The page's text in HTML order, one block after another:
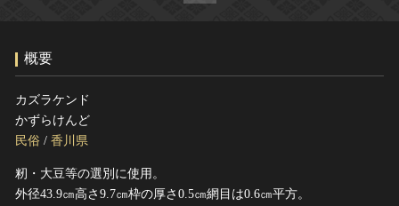
サイトのご意見はこちら
文化遺産データベース
概要
カズラケンド
かずらけんど
民俗 / 香川県
籾・大豆等の選別に使用。
外径43.9㎝高さ9.7㎝枠の厚さ0.5㎝網目は0.6㎝平方。